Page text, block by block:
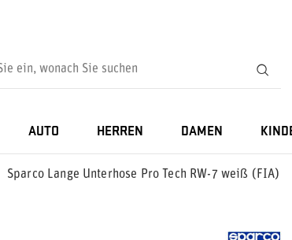
AUTO HERREN DAMEN
Sparco Lange Unterhose Pro Tech RW-7 weiß (FIA)